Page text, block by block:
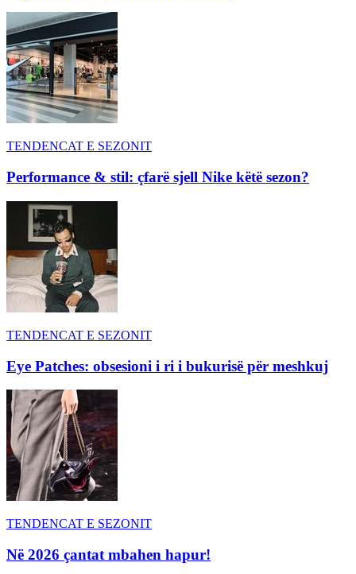
TENDENCAT E SEZONIT
Performance & stil: çfarë sjell Nike këtë sezon?
TENDENCAT E SEZONIT
Eye Patches: obsesioni i ri i bukurisë për meshkuj
TENDENCAT E SEZONIT
Në 2026 çantat mbahen hapur!